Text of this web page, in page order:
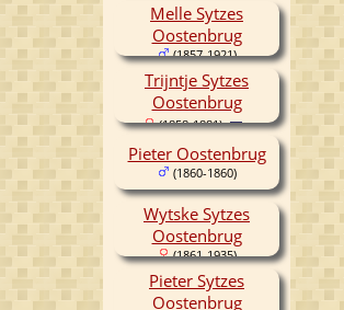
Melle Sytzes
Oostenbrug
(1857-1921)
Trijntje Sytzes
Oostenbrug
(1858-1881)
Pieter Oostenbrug
(1860-1860)
Wytske Sytzes
Oostenbrug
(1861-1935)
Pieter Sytzes
Oostenbrug